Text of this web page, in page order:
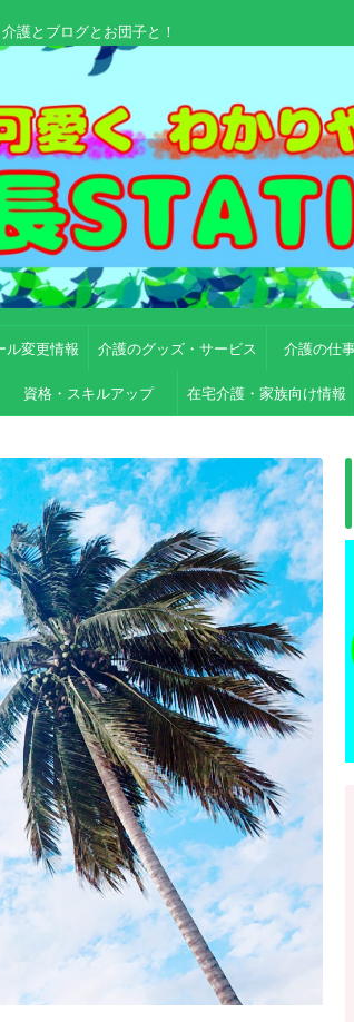
介護とブログとお団子と！
ル変更情報 介護のグッズ・サービス 介護の仕
資格・スキルアップ 在宅介護・家族向け情報